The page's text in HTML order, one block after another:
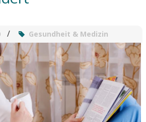
Gesundheit & Medizin